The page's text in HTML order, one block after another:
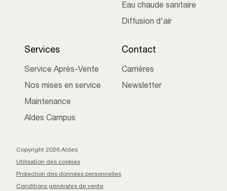
Eau chaude sanitaire
Diffusion d'air
Services
Service Après-Vente
Nos mises en service
Maintenance
Aldes Campus
Contact
Carrières
Newsletter
Copyright 2026 Aldes
Utilisation des cookies
Protection des données personnelles
Conditions générales de vente